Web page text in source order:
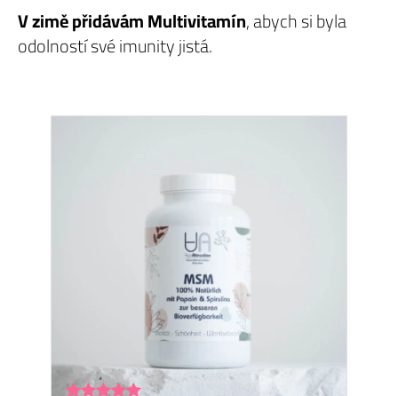
V zimě přidávám Multivitamín, abych si byla
odolností své imunity jistá.